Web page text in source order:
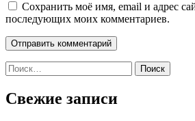
Сохранить моё имя, email и адрес
последующих моих комментариев.
Найти:
Свежие записи